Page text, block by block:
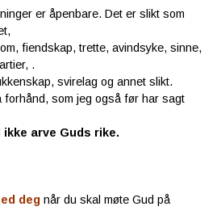
er åpenbare. Det er slikt som
fiendskap, trette, avindsyke, sinne,
.
svirelag og annet slikt.
forhånd, som jeg også før har sagt
arve Guds rike.
deg når du skal møte Gud på